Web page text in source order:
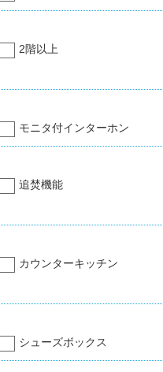
2階以上
モニタ付インターホン
追焚機能
カウンターキッチン
シューズボックス